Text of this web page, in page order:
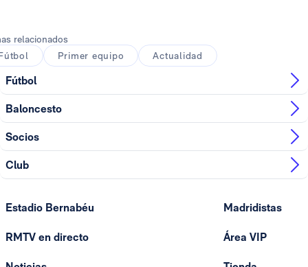
relacionados
Primer equipo Actualidad
Fútbol
Baloncesto
Socios
Club
Estadio Bernabéu
RMTV en directo
Madridistas
Área VIP